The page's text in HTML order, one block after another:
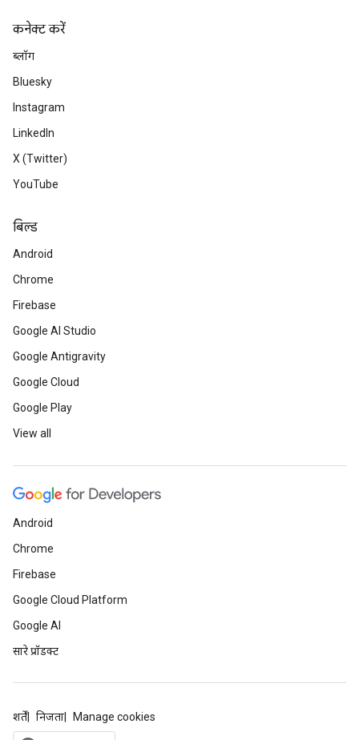
कनेक्ट करें
ब्लॉग
Bluesky
Instagram
LinkedIn
X (Twitter)
YouTube
बिल्ड
Android
Chrome
Firebase
Google AI Studio
Google Antigravity
Google Cloud
Google Play
View all
Android
Chrome
Firebase
Google Cloud Platform
Google AI
सारे प्रॉडक्ट
शर्तें निजता Manage cookies